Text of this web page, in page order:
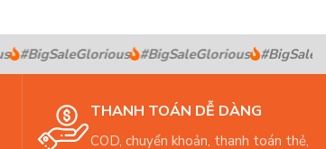
#BigSaleGlorious #BigSaleGlorious
THANH TOÁN DỄ DÀNG
COD, chuyển khoản, thanh toán thẻ,